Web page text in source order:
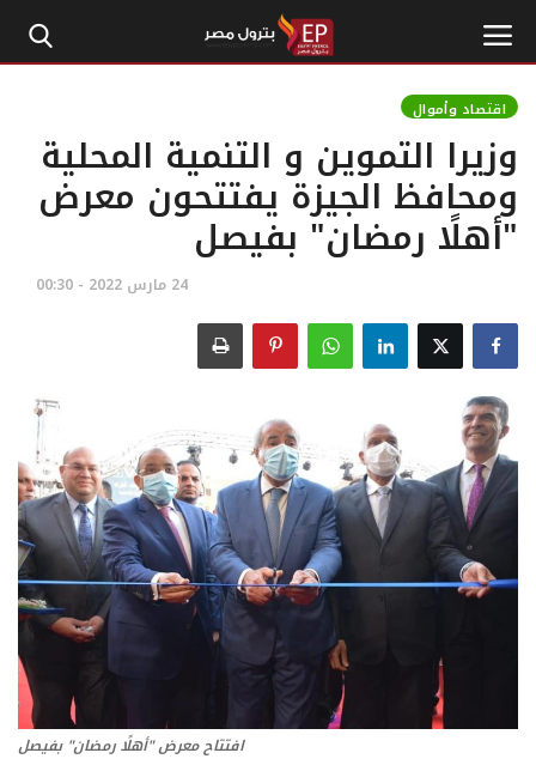
الرئيسية
إتصل بنا
أخبار مصر
اقتصاد وأموال
طاقة
تعدين
اتصالات وتكنولوجيا
شركات
اقتصاد وأموال
وزيرا التموين و التنمية المحلية
ومحافظ الجيزة يفتتحون معرض
"أهلًا رمضان" بفيصل
24 مارس 2022 - 00:30
افتتاح معرض "أهلًا رمضان" بفيصل